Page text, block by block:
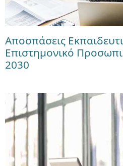
Αποσπάσεις
Επιστημονικό
2030